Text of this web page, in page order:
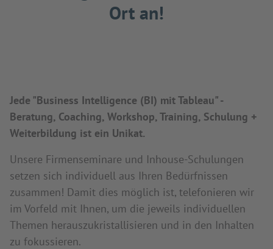
Ort an!
Jede "Business Intelligence (BI) mit Tableau" -
Beratung, Coaching, Workshop, Training, Schulung +
Weiterbildung ist ein Unikat.
Unsere Firmenseminare und Inhouse-Schulungen
setzen sich individuell aus Ihren Bedürfnissen
zusammen! Damit dies möglich ist, telefonieren wir
im Vorfeld mit Ihnen, um die jeweils individuellen
Themen herauszukristallisieren und in den Inhalten
zu fokussieren.